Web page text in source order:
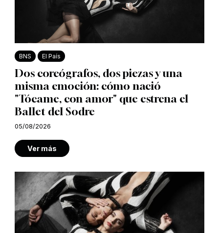
BNS El País
Dos coreógrafos, dos piezas y una
misma emoción: cómo nació
"Tócame, con amor" que estrena el
Ballet del Sodre
05/08/2026
Ver más